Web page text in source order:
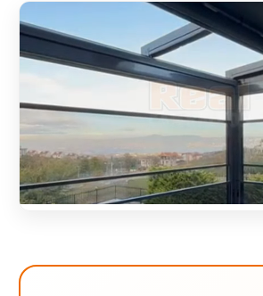
Çanakkale
Çekya
Diyarbakır
Eching
Edirne